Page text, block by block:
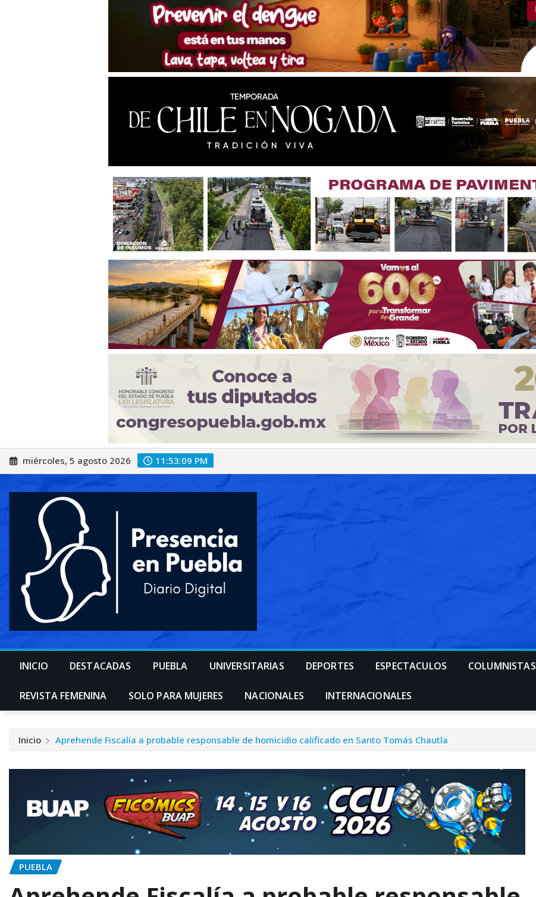
Saltar
al
miércoles, 5 agosto 2026 11:53:11 PM
INICIO DESTACADAS PUEBLA UNIVERSITARIAS DEPORTES ESPECTACULOS COLUMNISTAS
REVISTA FEMENINA SOLO PARA MUJERES NACIONALES INTERNACIONALES
Inicio Aprehende Fiscalía a probable responsable de homicidio calificado en Santo Tomás Chautla
PUEBLA